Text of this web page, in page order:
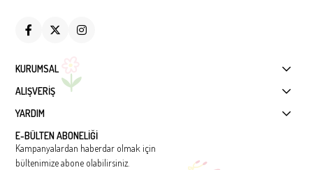
KURUMSAL
ALIŞVERİŞ
YARDIM
E-BÜLTEN ABONELİĞİ
Kampanyalardan haberdar olmak için
bültenimize abone olabilirsiniz.